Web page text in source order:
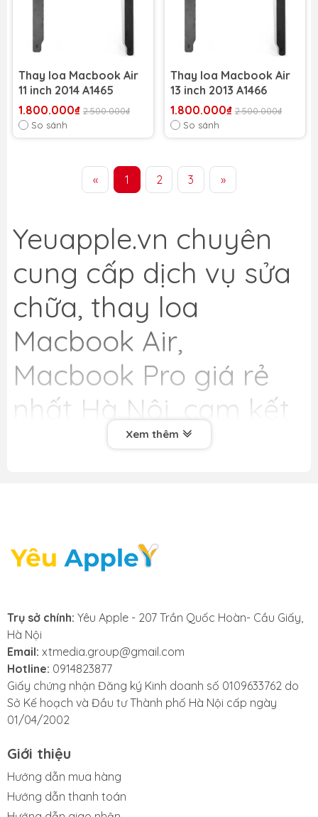
Thay loa Macbook Air
11 inch 2014 A1465
1.800.000₫ 2.500.000₫
So sánh
Thay loa Macbook Air
13 inch 2013 A1466
1.800.000₫ 2.500.000₫
So sánh
« 1 2 3 »
Yeuapple.vn chuyên
cung cấp dịch vụ sửa
chữa, thay loa
Macbook Air,
Macbook Pro giá rẻ
nhất Hà Nội, cam kết
uy tín, chất lượng
loa Macbook nhanh
chóng, chuyên
nghiệp, đảm bảo sửa
nhanh lấy ngay. Với
cam kết linh kiện
chính hãng,
Yeuapple.vn
chọn số một cho dịch
Xem thêm
Trụ sở chính: Yêu Apple - 207 Trần Quốc Hoàn- Cầu Giấy,
Hà Nội
Email: xtmedia.group@gmail.com
Hotline: 0914823877
Giấy chứng nhận Đăng ký Kinh doanh số 0109633762 do
Sở Kế hoạch và Đầu tư Thành phố Hà Nội cấp ngày
01/04/2002
Giới thiệu
Hướng dẫn mua hàng
Hướng dẫn thanh toán